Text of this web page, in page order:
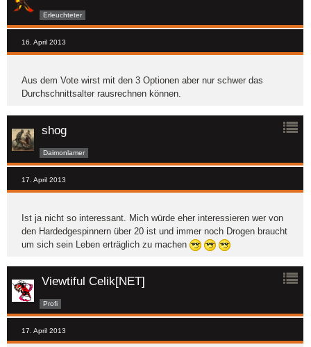
Erleuchteter
16. April 2013
Aus dem Vote wirst mit den 3 Optionen aber nur schwer das
Durchschnittsalter rausrechnen können.
shog
Daimonlamer
17. April 2013
Ist ja nicht so interessant. Mich würde eher interessieren wer von
den Hardedgespinnern über 20 ist und immer noch Drogen braucht
um sich sein Leben erträglich zu machen
Viewtiful Celik[NET]
Profi
17. April 2013